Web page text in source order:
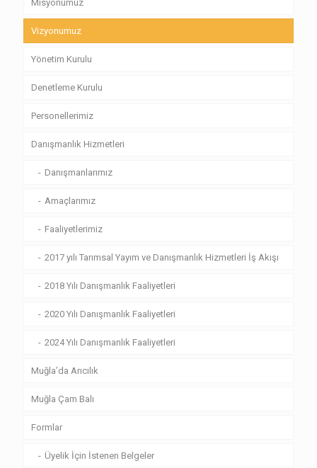
Misyonumuz
Vizyonumuz
Yönetim Kurulu
Denetleme Kurulu
Personellerimiz
Danışmanlık Hizmetleri
Danışmanlarımız
Amaçlarımız
Faaliyetlerimiz
2017 yılı Tarımsal Yayım ve Danışmanlık Hizmetleri İş Akışı
2018 Yılı Danışmanlık Faaliyetleri
2020 Yılı Danışmanlık Faaliyetleri
2024 Yılı Danışmanlık Faaliyetleri
Muğla’da Arıcılık
Muğla Çam Balı
Formlar
Üyelik İçin İstenen Belgeler